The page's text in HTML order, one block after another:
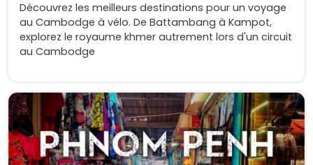
Découvrez les meilleurs destinations pour un voyage
au Cambodge à vélo. De Battambang à Kampot,
explorez le royaume khmer autrement lors d'un circuit
au Cambodge